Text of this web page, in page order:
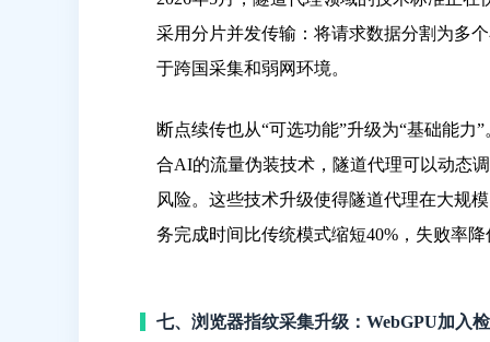
采用分片并发传输：将请求数据分割为多
于跨国采集和弱网环境。
断点续传也从“可选功能”升级为“基础能
合AI的流量伪装技术，隧道代理可以动态
风险。这些技术升级使得隧道代理在大规
务完成时间比传统模式缩短40%，失败率降
七、浏览器指纹采集升级：WebGPU加入